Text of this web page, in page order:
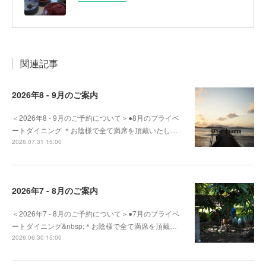
関連記事
2026年8 - 9月のご案内
＜2026年8 - 9月のご予約について＞●8月のプライベ
ートダイニング ＊お陰様で全て満席を頂戴いたし…
2026.07.31 15:00
2026年7 - 8月のご案内
＜2026年7 - 8月のご予約について＞●7月のプライベ
ートダイニング&nbsp;＊お陰様で全て満席を頂戴…
2026.06.30 15:00